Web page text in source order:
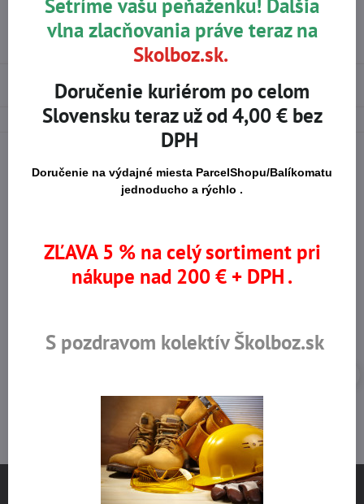
Vrchný materiál
Polyester
Použité materiály
Na trhu od r​. 2008 Certifikované výrobky
Skladom viac ako 36 tisíc
produktov
Výhodné ceny
Šetríme vašu peňaženku! Ďalšia
vlna zlacňovania práve teraz na
Skolboz.sk.
Doručenie kuriérom po celom
Slovensku teraz už od 4,00 € bez
DPH
Doručenie na výdajné miesta ParcelShopu/Balíkomatu
jednoducho a rýchlo .
ZĽAVA 5 % na celý sortiment pri
nákupe nad 200 € + DPH .
S pozdravom kolektív Školboz.sk